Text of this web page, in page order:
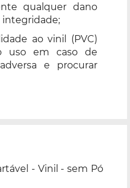
qualquer dano
ao vinil (PVC)
uso em caso de
e procurar
- Vinil - sem Pó